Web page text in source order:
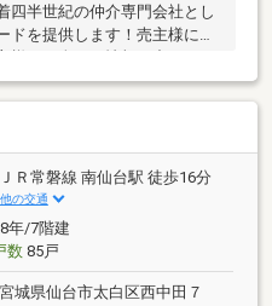
四半世紀の仲介専門会社とし
ドを提供します！売主様には
様には全ての情報の中からラ
最良の選択をご提案させて頂
ＪＲ常磐線 南仙台駅 徒歩16分
の交通
年/7階建
数85戸
宮城県仙台市太白区西中田７